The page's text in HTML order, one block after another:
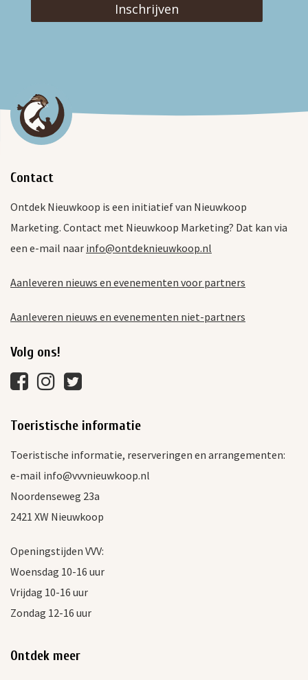
Inschrijven
Contact
Ontdek Nieuwkoop is een initiatief van Nieuwkoop
Marketing. Contact met Nieuwkoop Marketing? Dat kan via
een e-mail naar info@ontdeknieuwkoop.nl
Aanleveren nieuws en evenementen voor partners
Aanleveren nieuws en evenementen niet-partners
Volg ons!
Toeristische informatie
Toeristische informatie, reserveringen en arrangementen:
e-mail info@vvvnieuwkoop.nl
Noordenseweg 23a
2421 XW Nieuwkoop
Openingstijden VVV:
Woensdag 10-16 uur
Vrijdag 10-16 uur
Zondag 12-16 uur
Ontdek meer